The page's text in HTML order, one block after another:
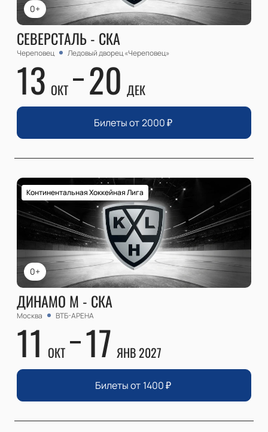
0+
СЕВЕРСТАЛЬ - СКА
Череповец Ледовый дворец «Череповец»
13 ОКТ 20 ДЕК
Билеты от 2000₽
0+
Континентальная Хоккейная Лига
ДИНАМО М - СКА
Москва ВТБ-АРЕНА
11 ОКТ 17 ЯНВ 2027
Билеты от 1400₽